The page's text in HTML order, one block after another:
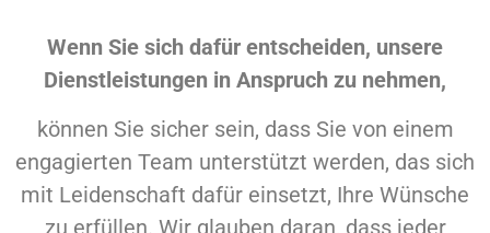
Wenn Sie sich dafür entscheiden, unsere
Dienstleistungen in Anspruch zu nehmen,
können Sie sicher sein, dass Sie von einem
engagierten Team unterstützt werden, das sich
mit Leidenschaft dafür einsetzt, Ihre Wünsche
zu erfüllen. Wir glauben daran, dass jeder